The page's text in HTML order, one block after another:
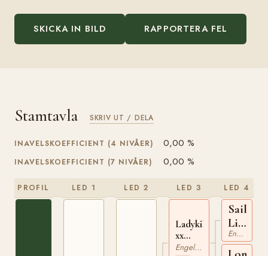
SKICKA IN BILD RAPPORTERA FEL
Stamtavla SKRIV UT / DELA
INAVELSKOEFFICIENT (4 NIVÅER) 0,00 %
INAVELSKOEFFICIENT (7 NIVÅER) 0,00 %
PROFIL LED 1 LED 2 LED 3
Ladykiller
xx
210384761
Engelskt Fullblod
LED 4
Sailing
Light
xxEngelskt Fullblod